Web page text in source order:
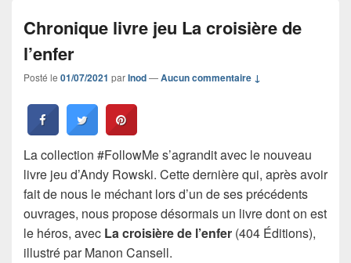
Chronique livre jeu La croisière de
l’enfer
Posté le 01/07/2021 parInod—Aucun commentaire ↓
La collection #FollowMe s’agrandit avec le nouveau
livre jeu d’Andy Rowski. Cette dernière qui, après avoir
fait de nous le méchant lors d’un de ses précédents
ouvrages, nous propose désormais un livre dont on est
le héros, avec La croisière de l’enfer (404 Éditions),
illustré par Manon Cansell.